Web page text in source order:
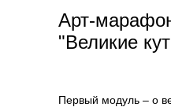
Арт-
"Великие
Первый модуль – о